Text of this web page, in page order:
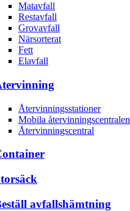
Matavfall
Restavfall
Grovavfall
Närsorterat
Fett
Elavfall
Återvinningsstationer
Mobila återvinningscentralen
Återvinningscentral
avfallshämtning